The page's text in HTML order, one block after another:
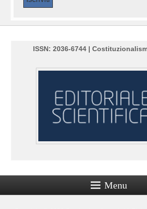
ISSN: 2036-6744 |
Menu